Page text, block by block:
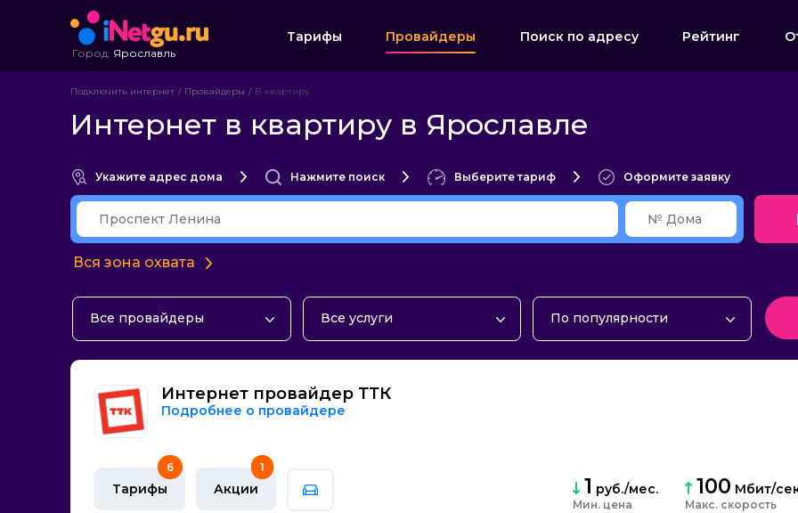
Город: Ярославль
Тарифы Провайдеры Поиск по адресу Рейтинг
Подключить интернет Провайдеры В квартиру
Интернет в квартиру в Ярославле
Укажите адрес дома Нажмите поиск Выберите тариф Оформите заявку
Вся зона охвата
Все провайдеры
МТС
Ростелеком
Все услуги
Домашний интернет и ТВ
По количеству тарифов
По количеству отзывов
По популярности
Интернет провайдер ТТК
Подробнее о провайдере
Тарифы
6
Акции
1
1 руб./мес.
Мин. цена
100 Мбит/
скорость